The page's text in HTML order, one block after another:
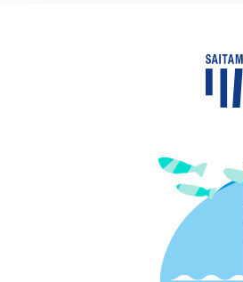
【リバーラブストーリー】志木市